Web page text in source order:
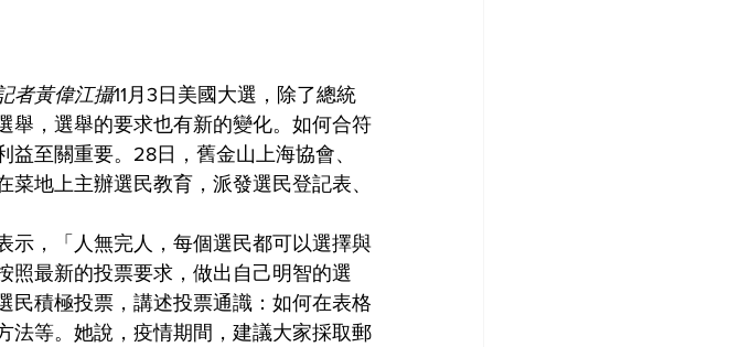
者黃偉江攝11月3日美國大選，除了總統
舉，選舉的要求也有新的變化。如何合符
至關重要。28日，舊金山上海協會、
地上主辦選民教育，派發選民登記表、
示，「人無完人，每個選民都可以選擇與
照最新的投票要求，做出自己明智的選
民積極投票，講述投票通識：如何在表格
法等。她說，疫情期間，建議大家採取郵